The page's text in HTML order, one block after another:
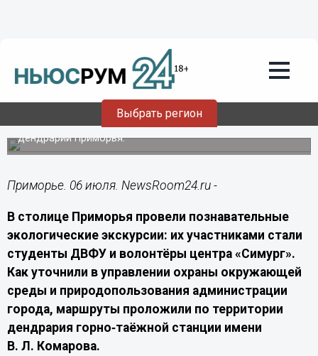
Выбрать регион
Во Владивостоке организовали
экскурсии в дендрарий станции
им. В. Л. Комарова
Студенты и волонтёры изучили коллекцию хвойных в
дендрарии Приморья.
Приморье. 06 июля. NewsRoom24.ru -
В столице Приморья провели познавательные
экологические экскурсии: их участниками стали
студенты ДВФУ и волонтёры центра «Симург».
Как уточнили в управлении охраны окружающей
среды и природопользования администрации
города, маршруты проложили по территории
дендрария горно‑таёжной станции имени
В. Л. Комарова.